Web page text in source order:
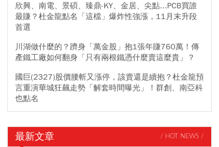
欣興、南電、景碩、臻鼎-KY、金居、尖點...PCB買誰
最賺？杜金龍點名「這檔」爆炸性強漲，11月末升段
首選
川湖做什麼的？躋身「萬金股」抱1張年賺760萬！傳
產鐵工廠如何翻身「只有兩根鐵憑什麼賣這麼貴」？
國巨(2327)股價腰斬又漲停，該賣還是續抱？杜金龍預
言重演華城狂飆走勢「解套時間曝光」！群創、南亞科
也點名
最新文章 / HOT NEWS /